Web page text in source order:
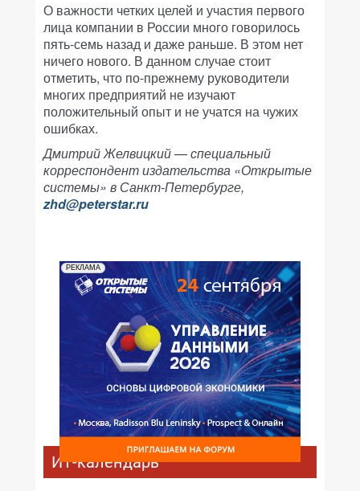
О важности четких целей и участия первого
лица компании в России много говорилось
пять-семь назад и даже раньше. В этом нет
ничего нового. В данном случае стоит
отметить, что по-прежнему руководители
многих предприятий не изучают
положительный опыт и не учатся на чужих
ошибках.
Дмитрий Желвицкий — специальный
корреспондент издательства «Открытые
системы» в Санкт-Петербурге,
zhd@peterstar.ru
РЕКЛАМА
ИТ-календарь